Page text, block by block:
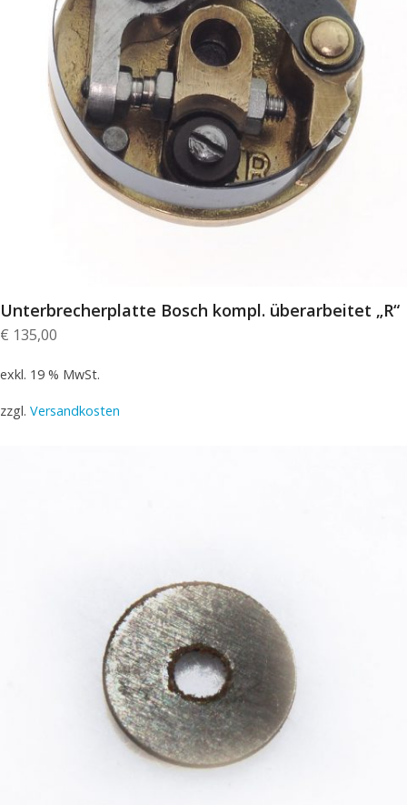
Unterbrecherplatte Bosch kompl. überarbeitet „R“
€ 135,00
exkl. 19 % MwSt.
zzgl. Versandkosten